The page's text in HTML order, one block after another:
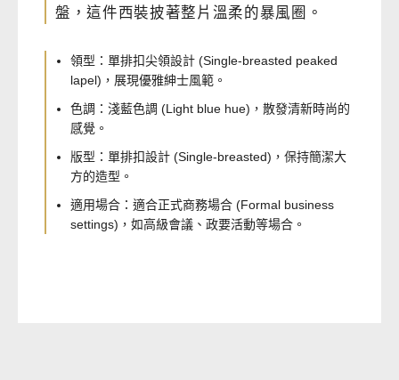
盤，這件西裝披著整片溫柔的暴風圈。
領型：單排扣尖領設計 (Single-breasted peaked
lapel)，展現優雅紳士風範。
色調：淺藍色調 (Light blue hue)，散發清新時尚的
感覺。
版型：單排扣設計 (Single-breasted)，保持簡潔大
方的造型。
適用場合：適合正式商務場合 (Formal business
settings)，如高級會議、政要活動等場合。